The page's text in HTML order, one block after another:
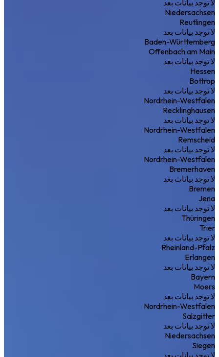
لا توجد بيانات بعد
Niedersachsen
Reutlingen
لا توجد بيانات بعد
Baden-Württemberg
Offenbach am Main
لا توجد بيانات بعد
Hessen
Bottrop
لا توجد بيانات بعد
Nordrhein-Westfalen
Recklinghausen
لا توجد بيانات بعد
Nordrhein-Westfalen
Remscheid
لا توجد بيانات بعد
Nordrhein-Westfalen
Bremerhaven
لا توجد بيانات بعد
Bremen
Jena
لا توجد بيانات بعد
Thüringen
Trier
لا توجد بيانات بعد
Rheinland-Pfalz
Erlangen
لا توجد بيانات بعد
Bayern
Moers
لا توجد بيانات بعد
Nordrhein-Westfalen
Salzgitter
لا توجد بيانات بعد
Niedersachsen
Siegen
لا توجد بيانات بعد